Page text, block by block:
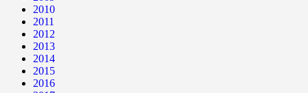
2010
2011
2012
2013
2014
2015
2016